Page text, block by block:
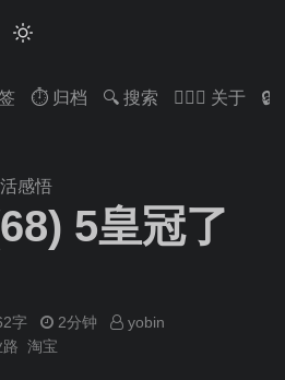
⏱ 归档 🔍 搜索 🙋🏻‍♂️ 关于 🔒
感悟
5皇冠了
字 2分钟
yobin
淘宝